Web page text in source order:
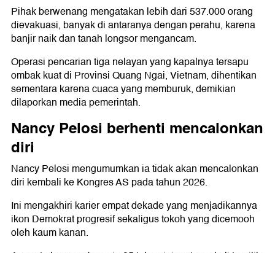
Pihak berwenang mengatakan lebih dari 537.000 orang
dievakuasi, banyak di antaranya dengan perahu, karena
banjir naik dan tanah longsor mengancam.
Operasi pencarian tiga nelayan yang kapalnya tersapu
ombak kuat di Provinsi Quang Ngai, Vietnam, dihentikan
sementara karena cuaca yang memburuk, demikian
dilaporkan media pemerintah.
Nancy Pelosi berhenti mencalonkan
diri
Nancy Pelosi mengumumkan ia tidak akan mencalonkan
diri kembali ke Kongres AS pada tahun 2026.
Ini mengakhiri karier empat dekade yang menjadikannya
ikon Demokrat progresif sekaligus tokoh yang dicemooh
oleh kaum kanan.